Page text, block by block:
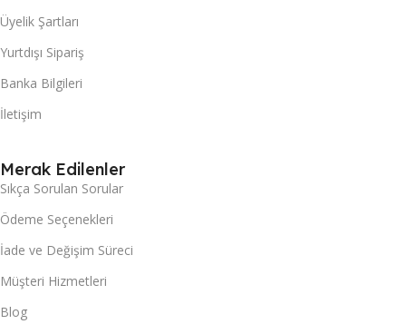
Üyelik Şartları
Yurtdışı Sipariş
Banka Bilgileri
İletişim
Merak Edilenler
Sıkça Sorulan Sorular
Ödeme Seçenekleri
İade ve Değişim Süreci
Müşteri Hizmetleri
Blog